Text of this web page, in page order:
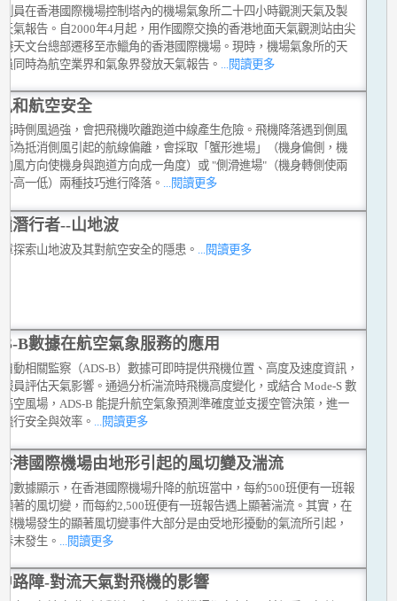
員在香港國際機場控制塔內的機場氣象所二十四小時觀測天氣及製
氣報告。自2000年4月起，用作國際交換的香港地面天氣觀測站由尖
天文台總部遷移至赤鱲角的香港國際機場。現時，機場氣象所的天
同時為航空業界和氣象界發放天氣報告。
...閱讀更多
和航空安全
時側風過強，會把飛機吹離跑道中線產生危險。飛機降落遇到側風
為抵消側風引起的航線偏離，會採取「蟹形進場」（機身偏側，機
風方向使機身與跑道方向成一角度）或 "側滑進場"（機身轉側使兩
高一低）兩種技巧進行降落。 ...閱讀更多
潛行者--山地波
探索山地波及其對航空安全的隱患。 ...閱讀更多
B數據在航空氣象服務的應用
動相關監察（ADS-B）數據可即時提供飛機位置、高度及速度資訊，
員評估天氣影響。通過分析湍流時飛機高度變化，或結合 Mode-S 數
空風場，ADS-B 能提升航空氣象預測準確度並支援空管決策，進一
行安全與效率。 ...閱讀更多
港國際機場由地形引起的風切變及湍流
數據顯示，在香港國際機場升降的航班當中，每約500班便有一班報
著的風切變，而每約2,500班便有一班報告遇上顯著湍流。其實，在
機場發生的顯著風切變事件大部分是由受地形擾動的氣流所引起，
末發生。
...閱讀更多
路障-對流天氣對飛機的影響